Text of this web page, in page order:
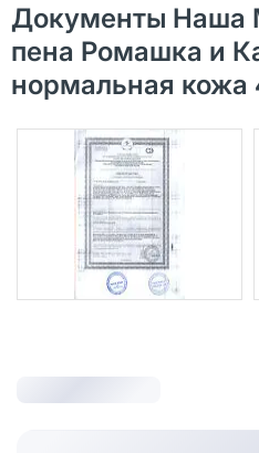
Документы Наша
пена Ромашка и
нормальная кожа